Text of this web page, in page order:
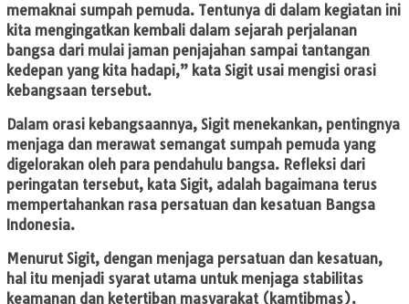
memaknai sumpah pemuda. Tentunya di dalam kegiatan ini
kita mengingatkan kembali dalam sejarah perjalanan
bangsa dari mulai jaman penjajahan sampai tantangan
kedepan yang kita hadapi,” kata Sigit usai mengisi orasi
kebangsaan tersebut.
Dalam orasi kebangsaannya, Sigit menekankan, pentingnya
menjaga dan merawat semangat sumpah pemuda yang
digelorakan oleh para pendahulu bangsa. Refleksi dari
peringatan tersebut, kata Sigit, adalah bagaimana terus
mempertahankan rasa persatuan dan kesatuan Bangsa
Indonesia.
Menurut Sigit, dengan menjaga persatuan dan kesatuan,
hal itu menjadi syarat utama untuk menjaga stabilitas
keamanan dan ketertiban masyarakat (kamtibmas).